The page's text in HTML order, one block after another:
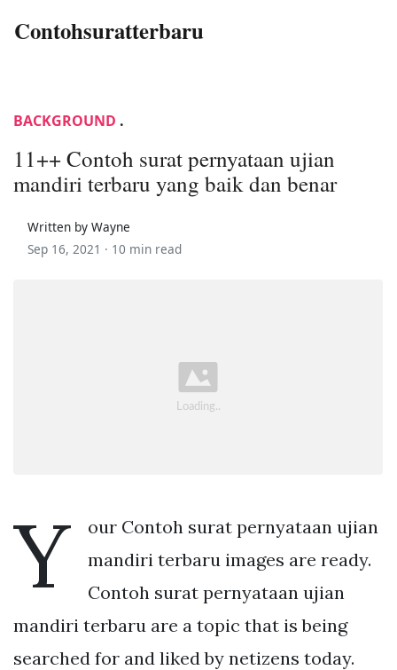
Contohsuratterbaru
BACKGROUND .
11++ Contoh surat pernyataan ujian
mandiri terbaru yang baik dan benar
Written by Wayne
Sep 16, 2021 · 10 min read
Y
our Contoh surat pernyataan ujian
mandiri terbaru images are ready.
Contoh surat pernyataan ujian
mandiri terbaru are a topic that is being
searched for and liked by netizens today.